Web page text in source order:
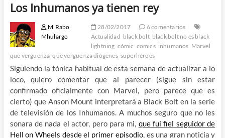
Los Inhumanos ya tienen rey
M'Rabo
Mhulargo
28/02/2017
6 comentarios
Actualidad black bolt black bolt no es black
lightning cómic comics inhumanos Marvel
que verguenza que verguenza diógenes superhéroes
Siguiendo la tónica habitual de esta semana de actualizar a lo
loco, quiero comentar que al parecer (sigue sin estar
confirmado oficialmente con Marvel, pero parece que es
cierto) que Anson Mount interpretará a Black Bolt en la serie
de televisión de los Inhumanos. A muchos seguro que no les
sonara de nada el actor, pero para mi, que fui fiel seguidor de
Hell on Wheels desde el primer episodio, es una gran noticia y